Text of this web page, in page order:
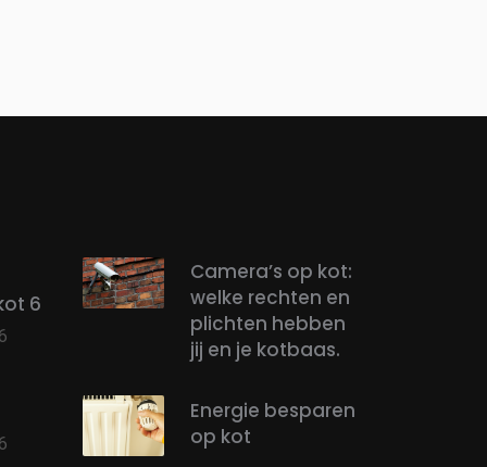
6
Camera’s op kot:
welke rechten en
plichten hebben
jij en je kotbaas.
Energie besparen
op kot